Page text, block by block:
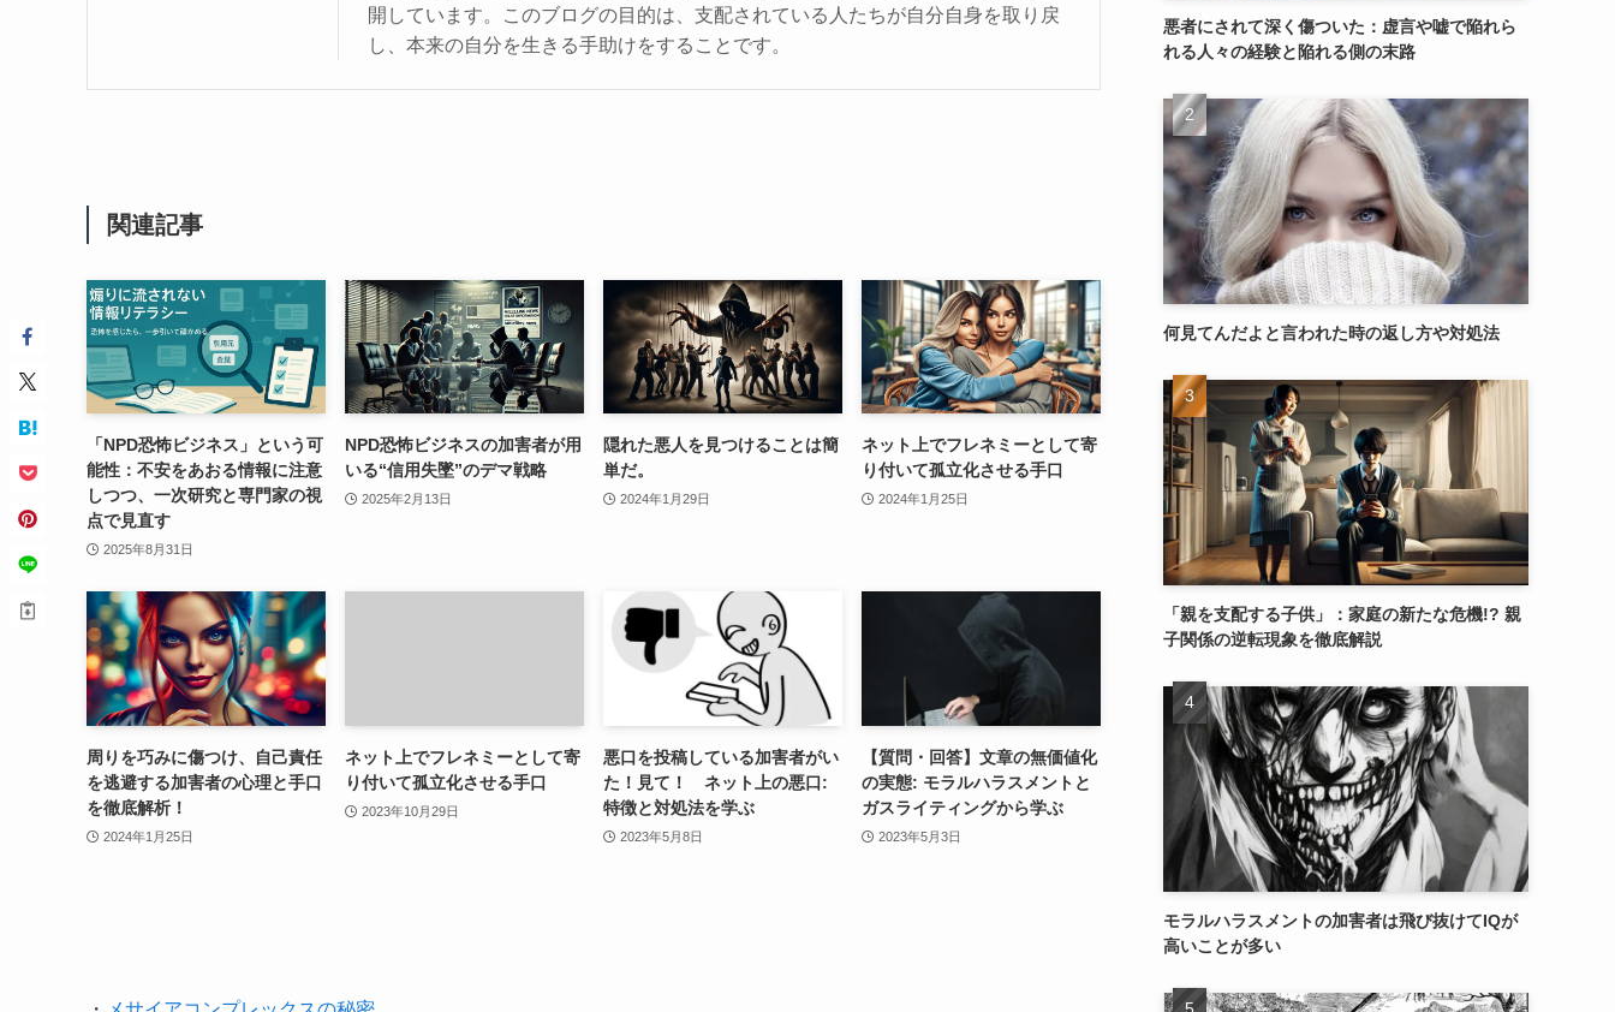
開しています。このブログの目的は、支配されている人たちが自分自身を取り戻
し、本来の自分を生きる手助けをすることです。
関連記事
「NPD恐怖ビジネス」という可
能性：不安をあおる情報に注意
しつつ、一次研究と専門家の視
点で見直す
2025年8月31日
NPD恐怖ビジネスの加害者が用
いる“信用失墜”のデマ戦略
2025年2月13日
隠れた悪人を見つけることは簡
単だ。
2024年1月29日
ネット上でフレネミーとして寄
り付いて孤立化させる手口
2024年1月25日
周りを巧みに傷つけ、自己責任
を逃避する加害者の心理と手口
を徹底解析！
2024年1月25日
ネット上でフレネミーとして寄
り付いて孤立化させる手口
2023年10月29日
悪口を投稿している加害者がい
た！見て！ ネット上の悪口:
特徴と対処法を学ぶ
2023年5月8日
【質問・回答】文章の無価値化
の実態: モラルハラスメントと
ガスライティングから学ぶ
2023年5月3日
悪者にされて深く傷ついた：虚言や嘘で陥れら
れる人々の経験と陥れる側の末路
何見てんだよと言われた時の返し方や対処法
「親を支配する子供」：家庭の新たな危機!? 親
子関係の逆転現象を徹底解説
モラルハラスメントの加害者は飛び抜けてIQが
高いことが多い